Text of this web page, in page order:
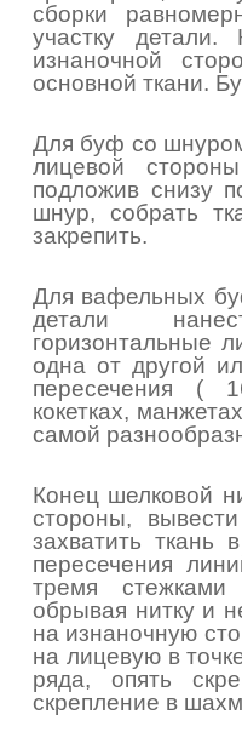
сборки
участку
изнаночной
основной ткани.
Для буф со
лицевой
подложив снизу
шнур, собрать
закрепить.
Для вафельных
детали
горизонтальные
одна от другой
пересечения (
кокетках,
самой
Конец шелковой
стороны,
захватить ткань
пересечения
тремя
обрывая нитку и
на изнаночную
на лицевую в
ряда, опять
скрепление в